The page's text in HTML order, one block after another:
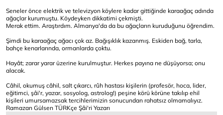
Seneler önce elektrik ve televizyon köylere kadar gittiğinde karaağaç adında
ağaçlar kurumuştu. Köydeyken dikkatimi çekmişti.
Merak ettim. Araştırdım. Almanya'da da bu ağaçların kuruduğunu öğrendim.
Şimdi bu karaağaç ağacı çok az. Bağışıklık kazanmış. Eskiden bağ, tarla,
bahçe kenarlarında, ormanlarda çoktu.
Hayât; zarar yarar üzerine kurulmuştur. Herkes payına ne düşüyorsa; onu
alacak.
Câhil, okumuş câhil, salt çıkarcı, rûh hastası kişilerin (profesör, hoca, lider,
eğitimci, şâi'r, yazar, sosyolog, astrolog!) peşine körü körüne takılıp ehil
kişileri umursamazsak tercihlerimizin sonucundan rahatsız olmamalıyız.
Ramazan Gülsen TÜRKçe Şâi'ri Yazarı